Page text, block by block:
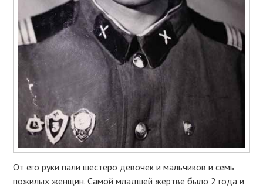
От его руки пали шестеро девочек и мальчиков и семь
пожилых женщин. Самой младшей жертве было 2 года и